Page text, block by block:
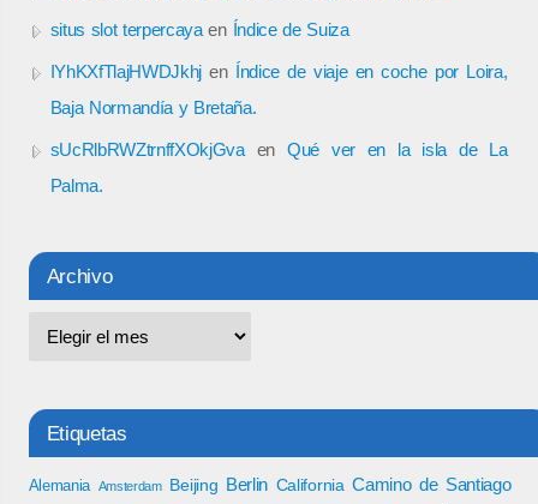
situs slot terpercayaen Índice de Suiza
IYhKXfTlajHWDJkhj en Índice de viaje en coche por Loira,
Baja Normandía y Bretaña.
sUcRlbRWZtrnffXOkjGvaen Qué ver en la isla de La
Palma.
Archivo
Etiquetas
Alemania Amsterdam Beijing Berlin California Camino de Santiago